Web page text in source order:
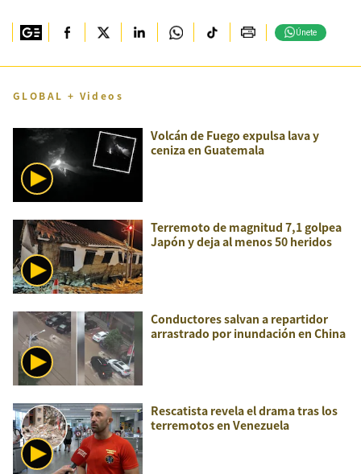
Únete
GLOBAL + Videos
Volcán de Fuego expulsa lava y
ceniza en Guatemala
Terremoto de magnitud 7,1 golpea
Japón y deja al menos 50 heridos
Conductores salvan a repartidor
arrastrado por inundación en China
Rescatista revela el drama tras los
terremotos en Venezuela